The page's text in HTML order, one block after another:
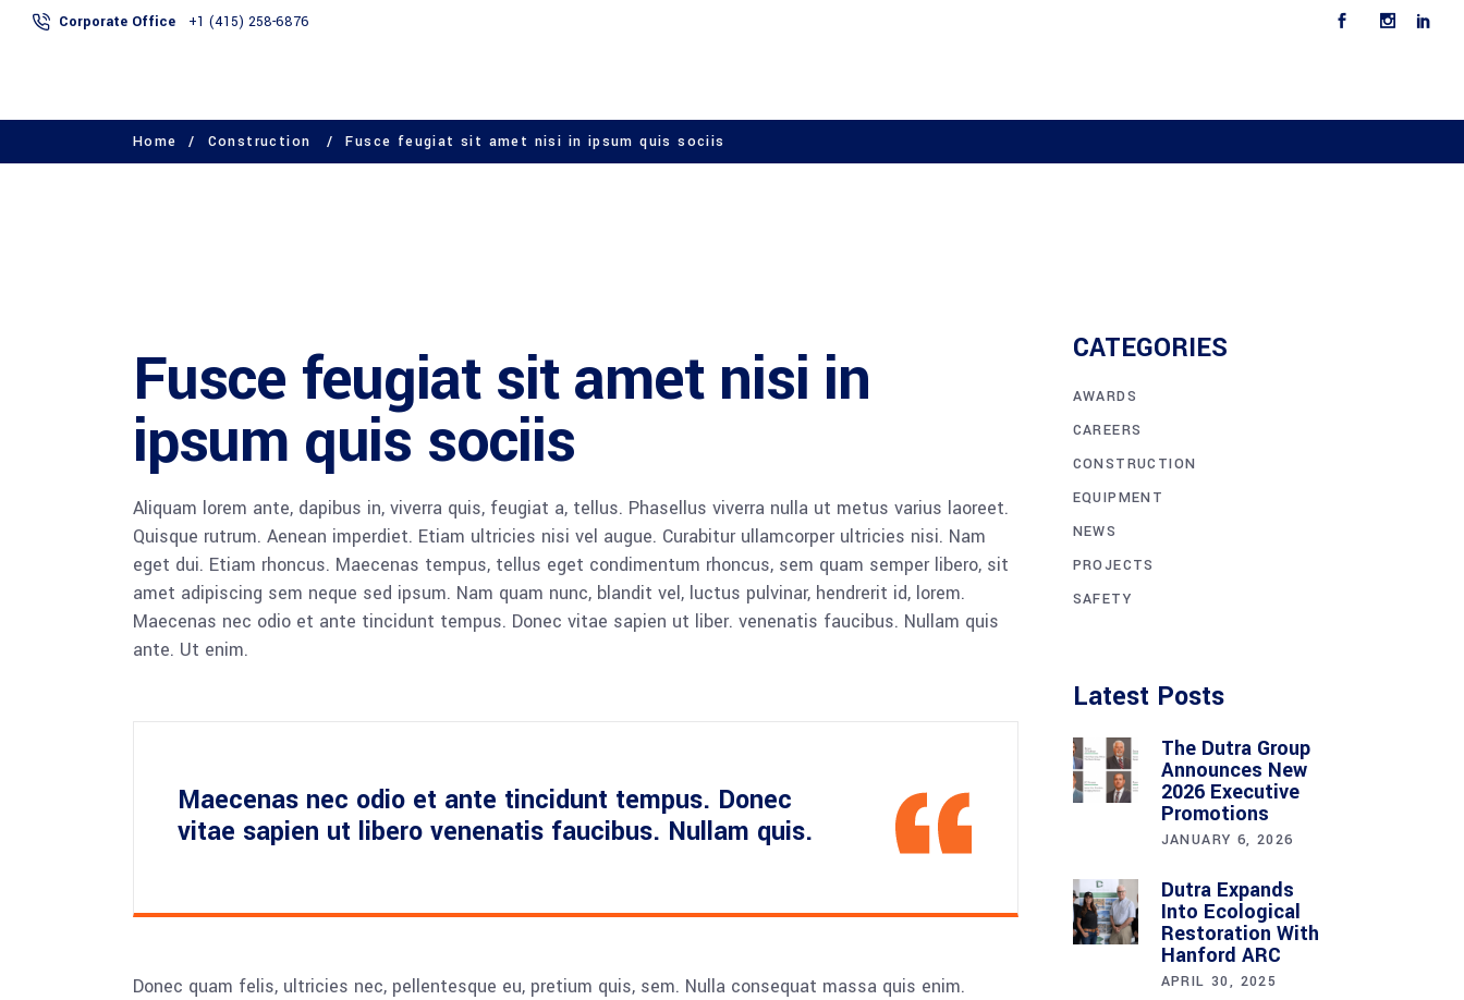
Corporate Office +1 (415) 258-6876
Home / Construction /Fusce feugiat sit amet nisi in ipsum quis sociis
Fusce feugiat sit amet nisi in
ipsum quis sociis
Aliquam lorem ante, dapibus in, viverra quis, feugiat a, tellus. Phasellus viverra nulla ut metus varius laoreet.
Quisque rutrum. Aenean imperdiet. Etiam ultricies nisi vel augue. Curabitur ullamcorper ultricies nisi. Nam
eget dui. Etiam rhoncus. Maecenas tempus, tellus eget condimentum rhoncus, sem quam semper libero, sit
amet adipiscing sem neque sed ipsum. Nam quam nunc, blandit vel, luctus pulvinar, hendrerit id, lorem.
Maecenas nec odio et ante tincidunt tempus. Donec vitae sapien ut liber. venenatis faucibus. Nullam quis
ante. Ut enim.
Maecenas nec odio et ante tincidunt tempus. Donec
vitae sapien ut libero venenatis faucibus. Nullam quis.
Donec quam felis, ultricies nec, pellentesque eu, pretium quis, sem. Nulla consequat massa quis enim.
CATEGORIES
AWARDS
CAREERS
CONSTRUCTION
EQUIPMENT
NEWS
PROJECTS
SAFETY
Latest Posts
The Dutra Group
Announces New
2026 Executive
Promotions
JANUARY 6, 2026
Dutra Expands
Into Ecological
Restoration With
Hanford ARC
APRIL 30, 2025